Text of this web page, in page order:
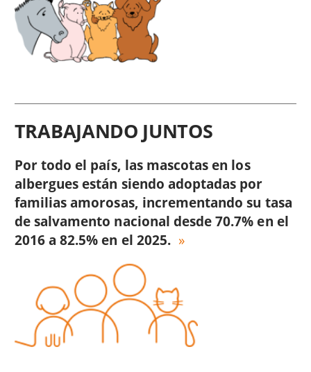
TRABAJANDO JUNTOS
Por todo el país, las mascotas en los
albergues están siendo adoptadas por
familias amorosas, incrementando su tasa
de salvamento nacional desde 70.7% en el
2016 a 82.5% en el 2025.